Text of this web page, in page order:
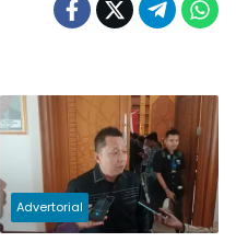
Advertorial